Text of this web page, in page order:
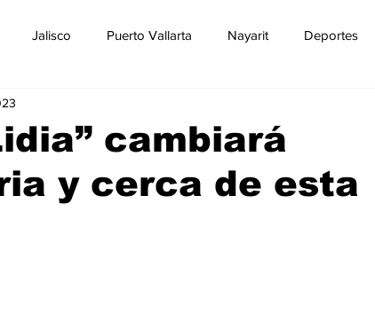
Jalisco Puerto Vallarta Nayarit Deportes
de Éxito
cambiará
y cerca de esta